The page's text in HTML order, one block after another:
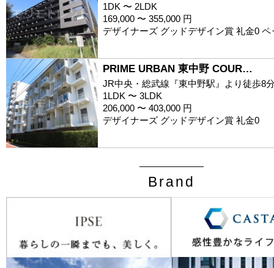
1DK 〜 2LDK
169,000 〜 355,000 円
デザイナーズ グッドデザイン賞 礼金0 ペ
PRIME URBAN 東中野 COUR…
JR中央・総武線『東中野駅』より徒歩8
1LDK 〜 3LDK
206,000 〜 403,000 円
デザイナーズ グッドデザイン賞 礼金0
Brand